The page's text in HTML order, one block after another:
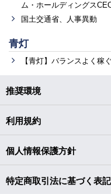
ム・ホールディングス
国土交通省、人事異動
青灯
【青灯】バランスよく稼
推奨環境
利用規約
個人情報保護方針
特定商取引法に基づく表記